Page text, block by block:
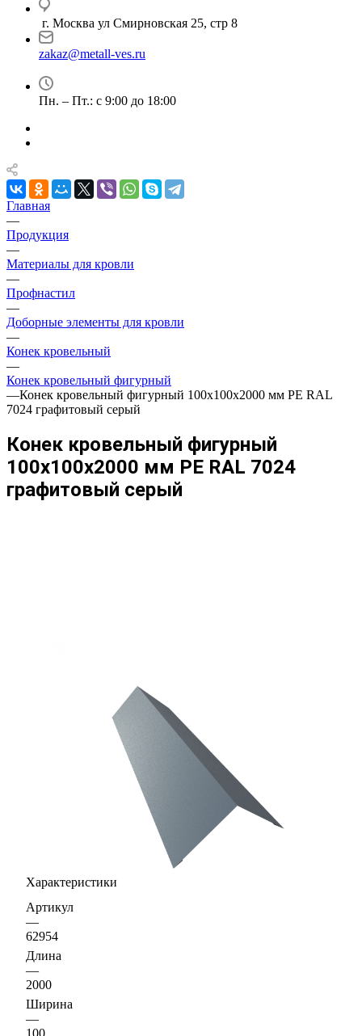
г. Москва ул Смирновская 25, стр 8
zakaz@metall-ves.ru
Пн. – Пт.: с 9:00 до 18:00
Главная
—
Продукция
—
Материалы для кровли
—
Профнастил
—
Доборные элементы для кровли
—
Конек кровельный
—
Конек кровельный фигурный
—Конек кровельный фигурный 100х100х2000 мм PE RAL
7024 графитовый серый
Конек кровельный фигурный
100х100х2000 мм PE RAL 7024
графитовый серый
Характеристики
Артикул
—
62954
Длина
—
2000
Ширина
—
100